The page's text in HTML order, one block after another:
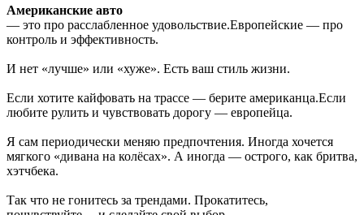
Американские авто
— это про расслабленное удовольствие.Европейские — про
контроль и эффективность.
И нет «лучше» или «хуже». Есть ваш стиль жизни.
Если хотите кайфовать на трассе — берите американца.Если
любите рулить и чувствовать дорогу — европейца.
Я сам периодически меняю предпочтения. Иногда хочется
мягкого «дивана на колёсах». А иногда — острого, как бритва,
хэтчбека.
Так что не гонитесь за трендами. Прокатитесь,